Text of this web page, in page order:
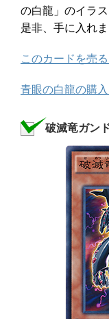
の白龍」のイラ
是非、手に入れま
このカードを売
青眼の白龍の購
破滅竜ガン